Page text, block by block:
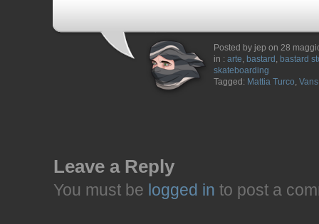
Posted by jep on 28
in : arte, bastard , bastard
skateboarding
Tagged: Mattia Turco, Vans
Leave a Reply
You must be logged in to post a